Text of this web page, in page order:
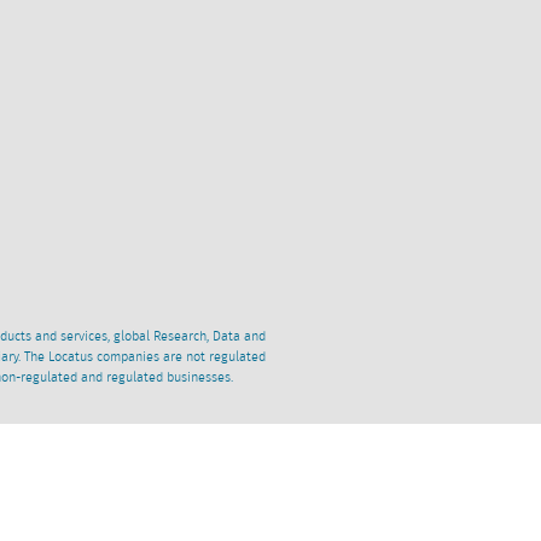
and services, global Research, Data and
The Locatus companies are not regulated
regulated and regulated businesses.